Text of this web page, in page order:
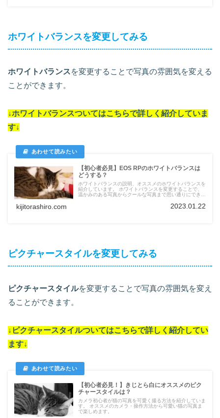
ホワイトバランスを変更してみる
ホワイトバランスを変更することで写真の雰囲気を変える
ことができます。
↓ホワイトバランスついてはこちらで詳しく紹介していま
す↓
【初心者必見】EOS RPのホワイトバランスは
どうする？
ホワイトバランスの説明、オススメのホワイトバランスを
紹介しています。 ホワイトバランスを変更することで、
温かみのある写真からクールな写真まで思い通りにできま
kijitorashiro.com 2023.01.22
ピクチャースタイルを変更してみる
ピクチャースタイルを変更することで写真の雰囲気を変え
ることができます。
↓ ピクチャースタイルついてはこちらで詳しく紹介してい
ます↓
【初心者必見！】きじとら白にオススメのピク
チャースタイルは？
カメラ初心者が猫の写真を可愛く撮る方法を紹介していま
す。 オススメのカメラ・操作方法から可愛い猫の写真ま
で楽しめます。